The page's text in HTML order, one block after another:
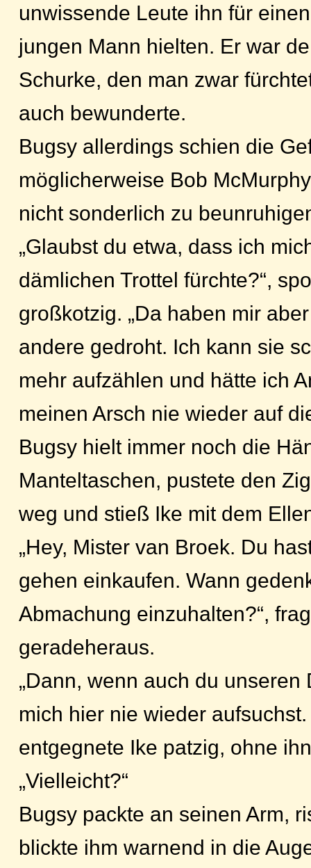
unwissende Leute ihn für
jungen Mann hielten. Er war
Schurke, den man zwar
auch bewunderte.
Bugsy allerdings schien die
möglicherweise Bob
nicht sonderlich zu
„Glaubst du etwa, dass ich
dämlichen Trottel fürchte?“,
großkotzig. „Da haben mir
andere gedroht. Ich kann sie
mehr aufzählen und hätte ich
meinen Arsch nie wieder auf
Bugsy hielt immer noch die
Manteltaschen, pustete den
weg und stieß Ike mit dem
„Hey, Mister van Broek. Du
gehen einkaufen. Wann
Abmachung einzuhalten?“,
geradeheraus.
„Dann, wenn auch du unseren
mich hier nie wieder
entgegnete Ike patzig, ohne
„Vielleicht?“
Bugsy packte an seinen Arm,
blickte ihm warnend in die